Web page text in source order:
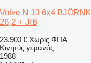
Volvo N 10 6x4
26,2 + JIB
23.900 € Χωρίς ΦΠΑ
Κινητός γερανός
1988